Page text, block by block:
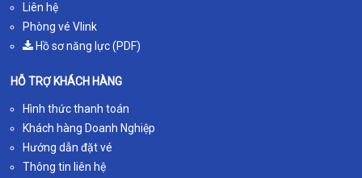
Liên hệ
Phòng vé Vlink
Hồ sơ năng lực (PDF)
HỖ TRỢ KHÁCH HÀNG
Hình thức thanh toán
Khách hàng Doanh Nghiệp
Hướng dẫn đặt vé
Thông tin liên hệ